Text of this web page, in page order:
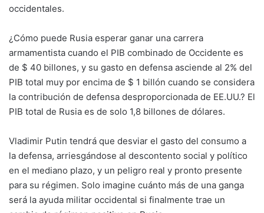
occidentales.
¿Cómo puede Rusia esperar ganar una carrera
armamentista cuando el PIB combinado de Occidente es
de $ 40 billones, y su gasto en defensa asciende al 2% del
PIB total muy por encima de $ 1 billón cuando se considera
la contribución de defensa desproporcionada de EE.UU.? El
PIB total de Rusia es de solo 1,8 billones de dólares.
Vladimir Putin tendrá que desviar el gasto del consumo a
la defensa, arriesgándose al descontento social y político
en el mediano plazo, y un peligro real y pronto presente
para su régimen. Solo imagine cuánto más de una ganga
será la ayuda militar occidental si finalmente trae un